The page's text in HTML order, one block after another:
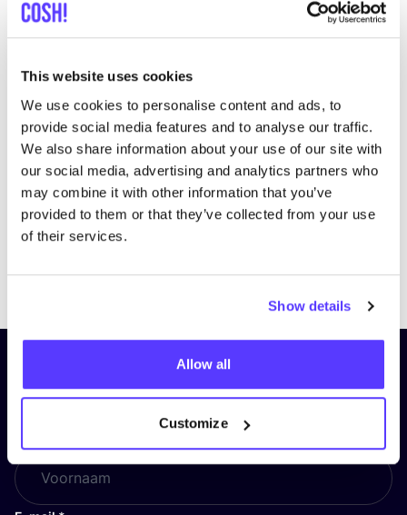
This website uses cookies
We use cookies to personalise content and ads, to
provide social media features and to analyse our traffic.
We also share information about your use of our site with
our social media, advertising and analytics partners who
may combine it with other information that you’ve
provided to them or that they’ve collected from your use
of their services.
Show details
Allow all
Customize
Bezoek website
Schrijf je in op onze nieuwsbrief
en blijf op de hoogte!